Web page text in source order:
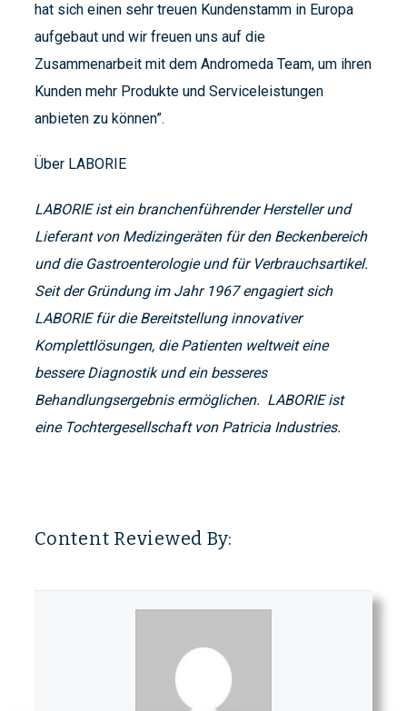
hat sich einen sehr treuen Kundenstamm in Europa
aufgebaut und wir freuen uns auf die
Zusammenarbeit mit dem Andromeda Team, um ihren
Kunden mehr Produkte und Serviceleistungen
anbieten zu können”.
Über LABORIE
LABORIE ist ein branchenführender Hersteller und
Lieferant von Medizingeräten für den Beckenbereich
und die Gastroenterologie und für Verbrauchsartikel.
Seit der Gründung im Jahr 1967 engagiert sich
LABORIE für die Bereitstellung innovativer
Komplettlösungen, die Patienten weltweit eine
bessere Diagnostik und ein besseres
Behandlungsergebnis ermöglichen. LABORIE ist
eine Tochtergesellschaft von Patricia Industries.
Content Reviewed By: